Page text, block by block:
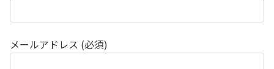
メールアドレス (必須)